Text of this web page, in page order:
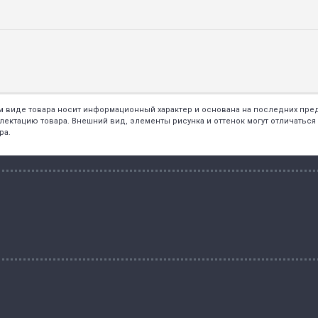
виде товара носит информационный характер и основана на последних
товара. Внешний вид, элементы рисунка и оттенок могут отличаться